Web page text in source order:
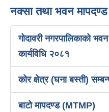
नक्सा तथा भवन मापदण्ड
गोदावरी नगरपालिकाको
कार्यविधि २०८१
कोर क्षेत्र (घना बस्ती)
बाटो मापदण्ड (MTMP)